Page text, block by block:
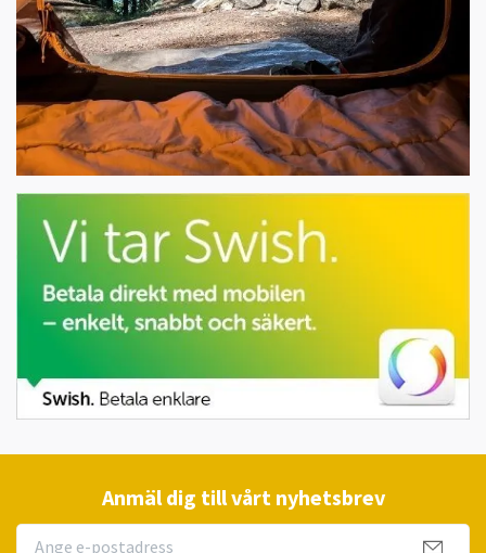
Anmäl dig till vårt nyhetsbrev